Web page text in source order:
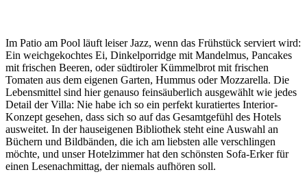
Im Patio am Pool läuft leiser Jazz, wenn das Frühstück serviert wird:
Ein weichgekochtes Ei, Dinkelporridge mit Mandelmus, Pancakes
mit frischen Beeren, oder südtiroler Kümmelbrot mit frischen
Tomaten aus dem eigenen Garten, Hummus oder Mozzarella. Die
Lebensmittel sind hier genauso feinsäuberlich ausgewählt wie jedes
Detail der Villa: Nie habe ich so ein perfekt kuratiertes Interior-
Konzept gesehen, dass sich so auf das Gesamtgefühl des Hotels
ausweitet. In der hauseigenen Bibliothek steht eine Auswahl an
Büchern und Bildbänden, die ich am liebsten alle verschlingen
möchte, und unser Hotelzimmer hat den schönsten Sofa-Erker für
einen Lesenachmittag, der niemals aufhören soll.